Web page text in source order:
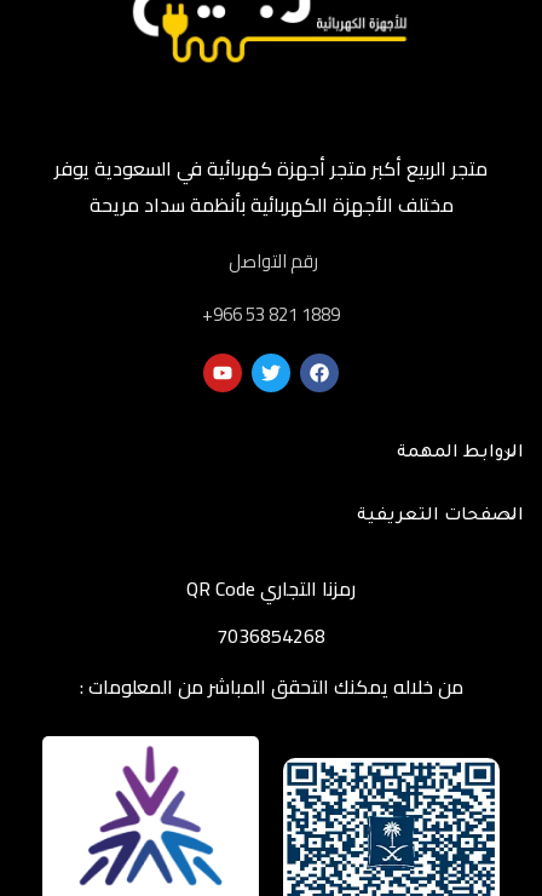
متجر الربيع أكبر متجر أجهزة كهربائية في السعودية يوفر
مختلف الأجهزة الكهربائية بأنظمة سداد مريحة
رقم التواصل
‎+966 53 821 1889
الروابط المهمة
الصفحات التعريفية
رمزنا التجاري QR Code
7036854268
من خلاله يمكنك التحقق المباشر من المعلومات :